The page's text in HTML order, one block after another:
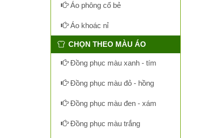
Áo phông cổ bẻ
Áo khoác nỉ
CHỌN THEO MÀU ÁO
Đồng phục màu xanh - tím
Đồng phục màu đỏ - hồng
Đồng phục màu đen - xám
Đồng phục màu trắng